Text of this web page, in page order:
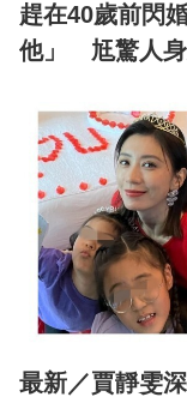
趕在40歲前閃
他」 尪驚人身
最新／賈靜雯